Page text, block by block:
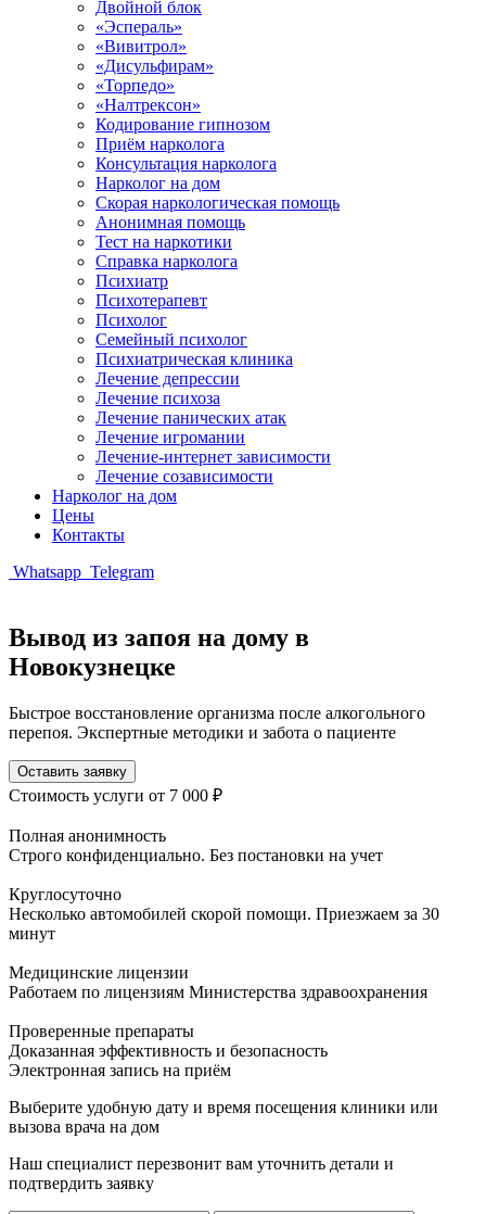
Двойной блок
«Эспераль»
«Вивитрол»
«Дисульфирам»
«Торпедо»
«Налтрексон»
Кодирование гипнозом
Приём нарколога
Консультация нарколога
Нарколог на дом
Скорая наркологическая помощь
Анонимная помощь
Тест на наркотики
Справка нарколога
Психиатр
Психотерапевт
Психолог
Семейный психолог
Психиатрическая клиника
Лечение депрессии
Лечение психоза
Лечение панических атак
Лечение игромании
Лечение-интернет зависимости
Лечение созависимости
Нарколог на дом
Цены
Контакты
Whatsapp Telegram
Вывод из запоя на дому в
Новокузнецке
Быстрое восстановление организма после алкогольного
перепоя. Экспертные методики и забота о пациенте
Оставить заявку
Стоимость услуги от 7 000 ₽
Полная анонимность
Строго конфиденциально. Без постановки на учет
Круглосуточно
Несколько автомобилей скорой помощи. Приезжаем за 30
минут
Медицинские лицензии
Работаем по лицензиям Министерства здравоохранения
Проверенные препараты
Доказанная эффективность и безопасность
Электронная запись на приём
Выберите удобную дату и время посещения клиники или
вызова врача на дом
Наш специалист перезвонит вам уточнить детали и
подтвердить заявку